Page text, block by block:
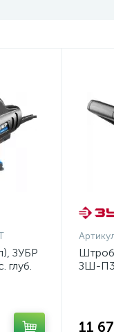
ЗУБР
ЗШ-
11